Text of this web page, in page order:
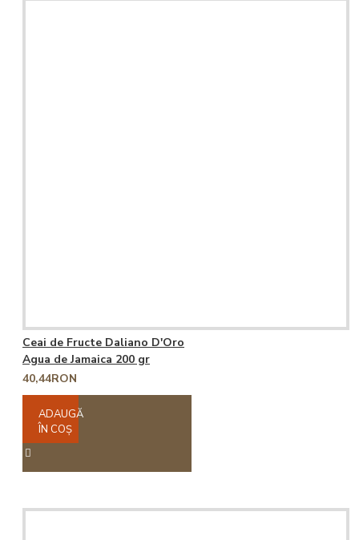
Ceai de Fructe Daliano D'Oro
Agua de Jamaica 200 gr
40,44RON
ADAUGĂ
ÎN COŞ